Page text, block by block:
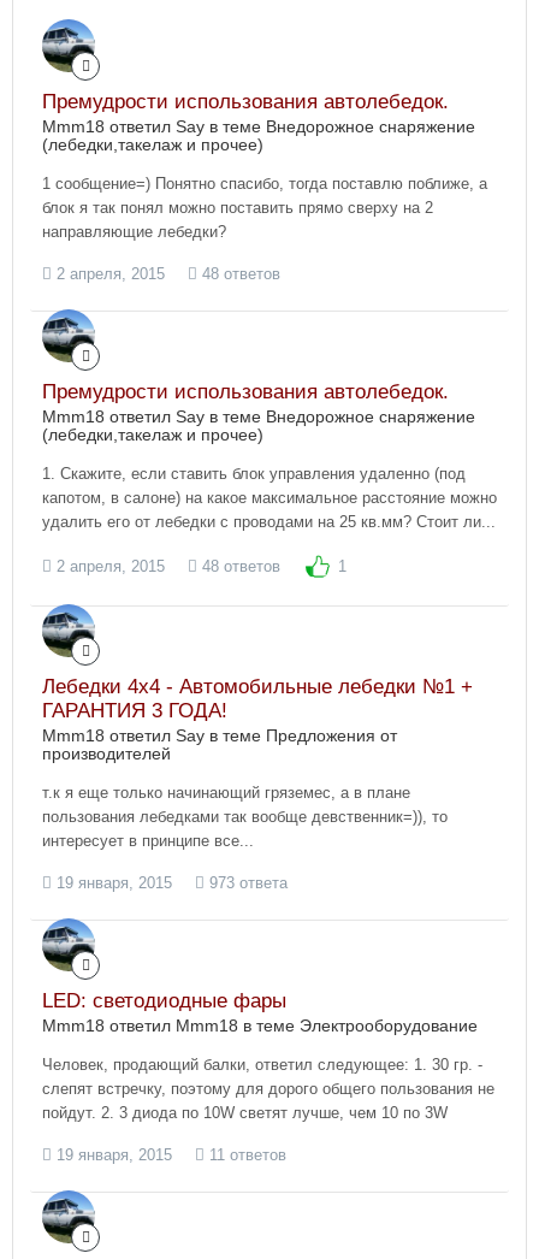
Премудрости использования автолебедок.
Mmm18 ответил Say в теме Внедорожное снаряжение
(лебедки,такелаж и прочее)
1 сообщение=) Понятно спасибо, тогда поставлю поближе, а
блок я так понял можно поставить прямо сверху на 2
направляющие лебедки?
2 апреля, 2015 48 ответов
Премудрости использования автолебедок.
Mmm18 ответил Say в теме Внедорожное снаряжение
(лебедки,такелаж и прочее)
1. Скажите, если ставить блок управления удаленно (под
капотом, в салоне) на какое максимальное расстояние можно
удалить его от лебедки с проводами на 25 кв.мм? Стоит ли...
2 апреля, 2015 48 ответов 1
Лебедки 4х4 - Автомобильные лебедки №1 +
ГАРАНТИЯ 3 ГОДА!
Mmm18 ответил Say в теме Предложения от
производителей
т.к я еще только начинающий гряземес, а в плане
пользования лебедками так вообще девственник=)), то
интересует в принципе все...
19 января, 2015 973 ответа
LED: светодиодные фары
Mmm18 ответил Mmm18 в теме Электрооборудование
Человек, продающий балки, ответил следующее: 1. 30 гр. -
слепят встречку, поэтому для дорого общего пользования не
пойдут. 2. 3 диода по 10W светят лучше, чем 10 по 3W
19 января, 2015 11 ответов